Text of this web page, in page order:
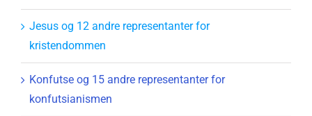
Jesus og 12 andre representanter for
kristendommen
Konfutse og 15 andre representanter for
konfutsianismen